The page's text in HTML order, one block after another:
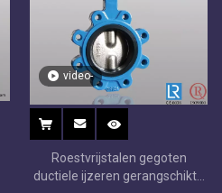
video-
Roestvrijstalen gegoten
ductiele ijzeren gerangschikte